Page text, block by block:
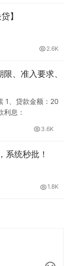
】
2.6K
、准入要求、
1、贷款金额：20
息：
前还款扣除剩余
3.6K
系统秒批！
1.8K